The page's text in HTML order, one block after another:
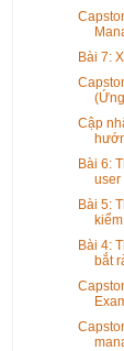
Bài 7:
(Ứng
Cập
Bài 6:
user
Bài 5:
kiểm
Bài 4:
bắt